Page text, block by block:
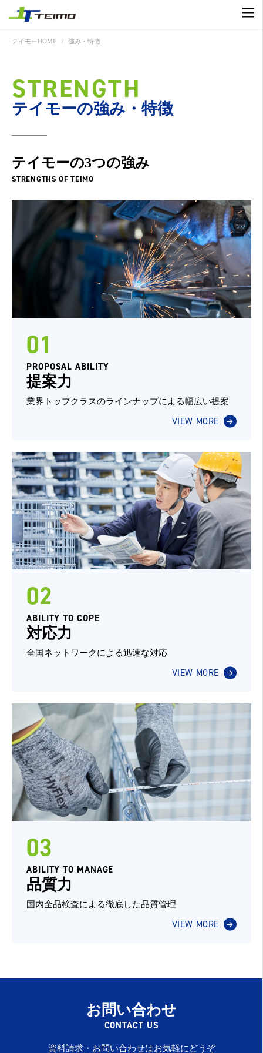
テイモーHOME 強み・特徴
STRENGTH
テイモーの強み・特徴
テイモーの3つの強み
STRENGTHS OF TEIMO
01
PROPOSAL ABILITY
提案力
業界トップクラスのラインナップによる幅広い提案
VIEW MORE
02
ABILITY TO COPE
対応力
全国ネットワークによる迅速な対応
VIEW MORE
03
ABILITY TO MANAGE
品質力
国内全品検査による徹底した品質管理
VIEW MORE
お問い合わせ
CONTACT US
資料請求・お問い合わせはお気軽にどうぞ